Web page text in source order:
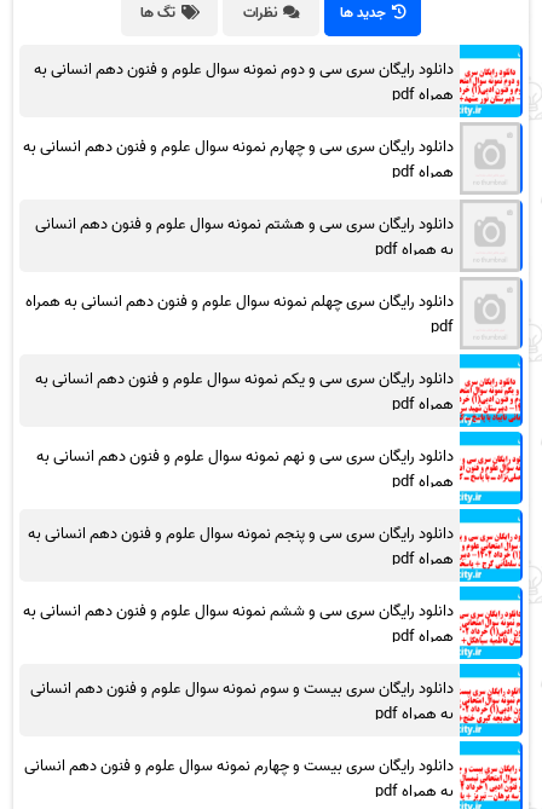
جدید ها نظرات تگ ها
دانلود رایگان سری سی و دوم نمونه سوال علوم و فنون دهم انسانی به
همراه pdf
دانلود رایگان سری سی و چهارم نمونه سوال علوم و فنون دهم انسانی به
همراه pdf
دانلود رایگان سری سی و هشتم نمونه سوال علوم و فنون دهم انسانی
به همراه pdf
دانلود رایگان سری چهلم نمونه سوال علوم و فنون دهم انسانی به همراه
pdf
دانلود رایگان سری سی و یکم نمونه سوال علوم و فنون دهم انسانی به
همراه pdf
دانلود رایگان سری سی و نهم نمونه سوال علوم و فنون دهم انسانی به
همراه pdf
دانلود رایگان سری سی و پنجم نمونه سوال علوم و فنون دهم انسانی به
همراه pdf
دانلود رایگان سری سی و ششم نمونه سوال علوم و فنون دهم انسانی به
همراه pdf
دانلود رایگان سری بیست و سوم نمونه سوال علوم و فنون دهم انسانی
به همراه pdf
دانلود رایگان سری بیست و چهارم نمونه سوال علوم و فنون دهم انسانی
به همراه pdf